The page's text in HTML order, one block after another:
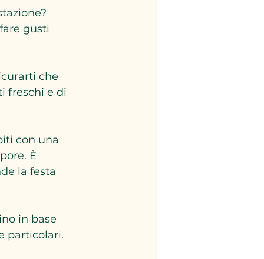
gusti
che
freschi e di
con una
È
la festa
in base
particolari.